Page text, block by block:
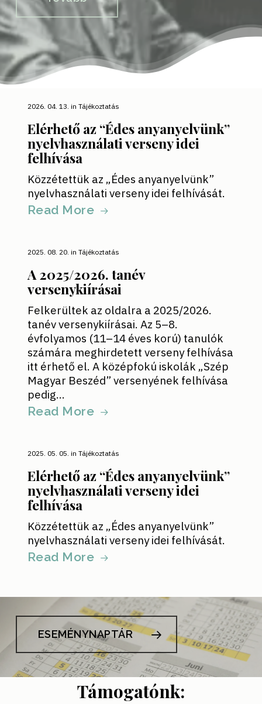
2026. 04. 13. in Tájékoztatás
Elérhető az “Édes anyanyelvünk”
nyelvhasználati verseny idei
felhívása
Közzétettük az „Édes anyanyelvünk”
nyelvhasználati verseny idei felhívását.
Read More
2025. 08. 20. in Tájékoztatás
A 2025/2026. tanév
versenykiírásai
Felkerültek az oldalra a 2025/2026.
tanév versenykiírásai. Az 5–8.
évfolyamos (11–14 éves korú) tanulók
számára meghirdetett verseny felhívása
itt érhető el. A középfokú iskolák „Szép
Magyar Beszéd” versenyének felhívása
pedig…
Read More
2025. 05. 05. in Tájékoztatás
Elérhető az “Édes anyanyelvünk”
nyelvhasználati verseny idei
felhívása
Közzétettük az „Édes anyanyelvünk”
nyelvhasználati verseny idei felhívását.
Read More
ESEMÉNYNAPTÁR
Támogatónk: